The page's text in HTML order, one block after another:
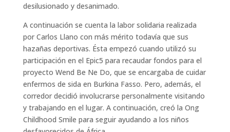
desilusionado y desanimado.
A continuación se cuenta la labor solidaria realizada
por Carlos Llano con más mérito todavía que sus
hazañas deportivas. Ésta empezó cuando utilizó su
participación en el Epic5 para recaudar fondos para el
proyecto Wend Be Ne Do, que se encargaba de cuidar
enfermos de sida en Burkina Fasso. Pero, además, el
corredor decidió involucrarse personalmente visitando
y trabajando en el lugar. A continuación, creó la Ong
Childhood Smile para seguir ayudando a los niños